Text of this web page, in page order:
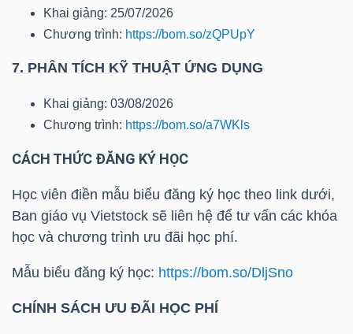
Khai giảng: 25/07/2026
Chương trình: https://bom.so/zQPUpY
7. PHÂN TÍCH KỸ THUẬT ỨNG DỤNG
Khai giảng: 03/08/2026
Chương trình: https://bom.so/a7WKls
CÁCH THỨC ĐĂNG KÝ HỌC
Học viên điền mẫu biểu đăng ký học theo link dưới,
Ban giáo vụ Vietstock sẽ liên hệ để tư vấn các khóa
học và chương trình ưu đãi học phí.
Mẫu biểu đăng ký học: https://bom.so/DljSno
CHÍNH SÁCH ƯU ĐÃI HỌC PHÍ
Tin
(-)
Bài
viết
tác
giả
(-)
cáo